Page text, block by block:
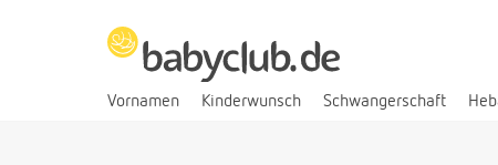
Vornamen Kinderwunsch Schwangerschaft